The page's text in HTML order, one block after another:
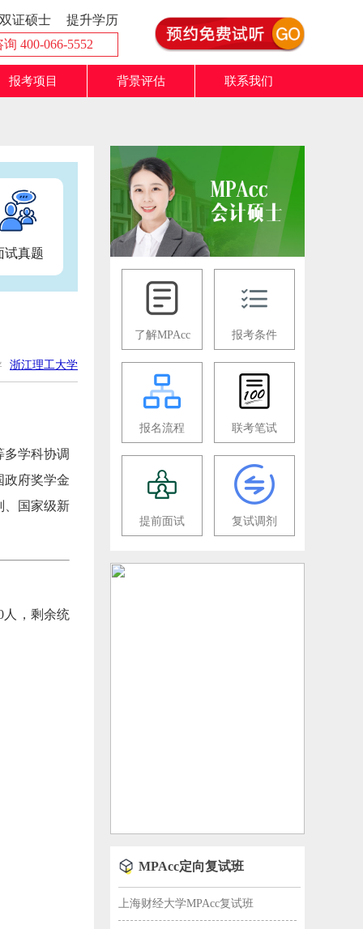
双证硕士
提升学历
400-066-5552
报考项目 背景评估 联系我们
试真题
浙江理工大学
学科协调
政府奖学金
、国家级新
人，剩余统
了解MPAcc 报考条件
报名流程 联考笔试
提前面试 复试调剂
MPAcc定向复试班
上海财经大学MPAcc复试班